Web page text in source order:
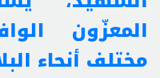
المعزّون
مختلف أنحاء